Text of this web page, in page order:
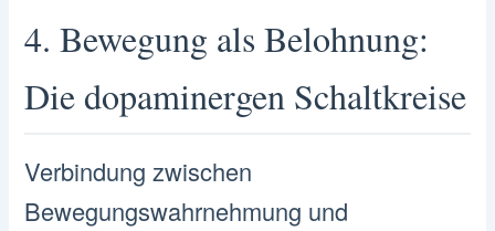
4. Bewegung als Belohnung:
Die dopaminergen Schaltkreise
Verbindung zwischen
Bewegungswahrnehmung und